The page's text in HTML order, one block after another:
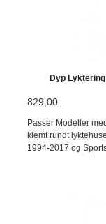
Dyp Lyktering
829,00
Passer Modeller
klemt rundt
1994-2017 og